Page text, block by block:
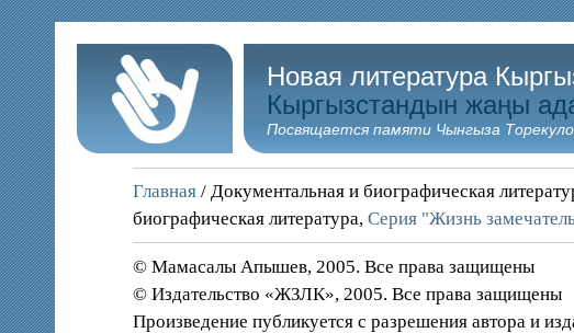
Новая литература
Кыргызстандын жаңы
Посвящается памяти Чынгыза
Главная / Документальная и биографическая
биографическая литература,Серия "Жизнь
© Мамасалы Апышев, 2005. Все права защищены
© Издательство «ЖЗЛК», 2005. Все права защищены
Произведение публикуется с разрешения автора и